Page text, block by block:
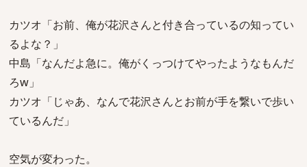
カツオ「お前、俺が花沢さんと付き合っているの知ってい
るよな？」
中島「なんだよ急に。俺がくっつけてやったようなもんだ
ろw」
カツオ「じゃあ、なんで花沢さんとお前が手を繋いで歩い
ているんだ」
空気が変わった。